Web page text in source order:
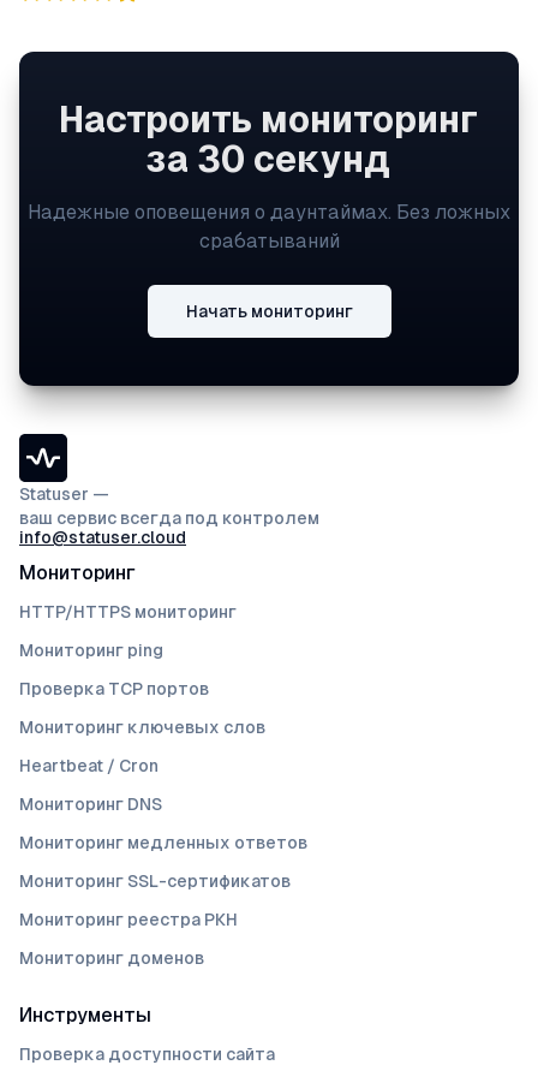
Настроить мониторинг
за 30 секунд
Надежные оповещения о даунтаймах. Без ложных
срабатываний
Начать мониторинг
Statuser —
ваш сервис всегда под контролем
info@statuser.cloud
Мониторинг
HTTP/HTTPS мониторинг
Мониторинг ping
Проверка TCP портов
Мониторинг ключевых слов
Heartbeat / Cron
Мониторинг DNS
Мониторинг медленных ответов
Мониторинг SSL-сертификатов
Мониторинг реестра РКН
Мониторинг доменов
Инструменты
Проверка доступности сайта